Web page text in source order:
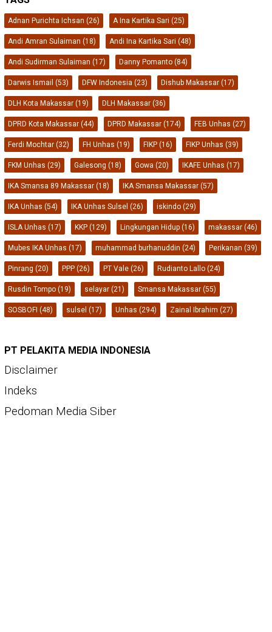
Adnan Purichta Ichsan (26) A Ina Kartika Sari (25)
Andi Amran Sulaiman (18) Andi Ina Kartika Sari (48)
Andi Sudirman Sulaiman (17) Danny Pomanto (84)
Darwis Ismail (53) DFW Indonesia (23) Dishub Makassar (17)
DLH Kota Makassar (19) DLH Makassar (36)
DPRD Kota Makassar (44) DPRD Makassar (174) FEB Unhas (27)
Ferdi Mochtar (32) FH Unhas (19) FIKP (16) FIKP Unhas (39)
FKM Unhas (29) Galesong (18) Gowa (20) IKAFE Unhas (17)
IKA Smansa 89 Makassar (18) IKA Smansa Makassar (57)
IKA Unhas (54) IKA Unhas Sulsel (26) iskindo (29)
ISLA Unhas (17) KKP (129) Lingkungan Hidup (16) makassar (46)
Mubes IKA Unhas (17) muhammad burhanuddin (24) Perikanan (39)
Pinrang (20) PPP (26) PT Vale (26) Rudianto Lallo (24)
Rusdin Tompo (19) selayar (21) Smansa Makassar (55)
SOSBOFI (48) sulsel (17) Unhas (294) Zainal Ibrahim (27)
PT PELAKITA MEDIA INDONESIA
Disclaimer
Indeks
Pedoman Media Siber